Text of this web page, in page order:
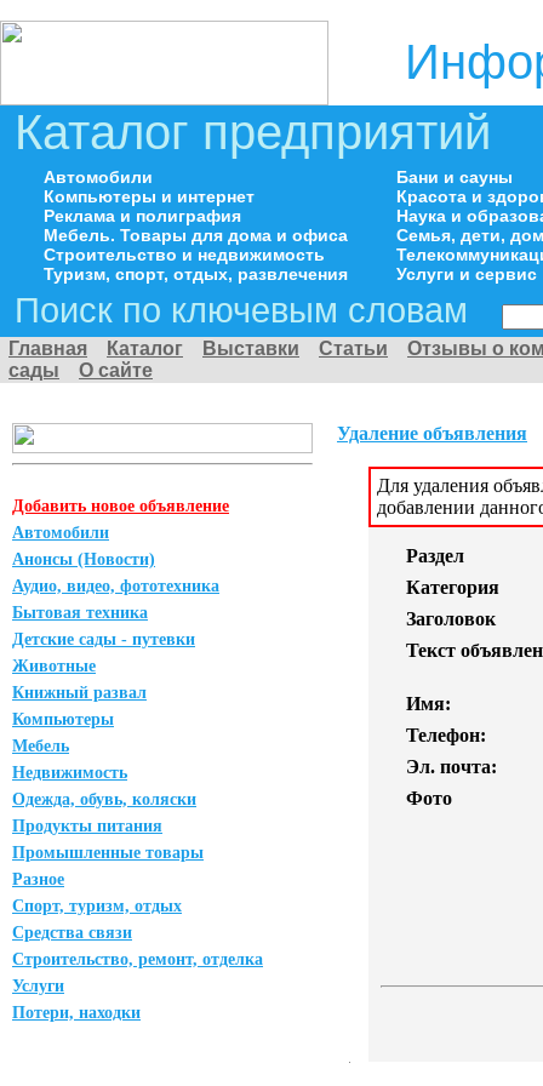
Каталог предприятий
Автомобили
Компьютеры и интернет
Реклама и полиграфия
Мебель. Товары для дома и офиса
Строительство и недвижимость
Туризм, спорт, отдых, развлечения
Бани и сауны
Красота и
Наука и
Семья, дети,
Услуги и сервис
Поиск по ключевым словам
Главная Каталог Выставки Статьи
Отзывы о
сады
О сайте
Добавить новое объявление
Автомобили
Анонсы (Новости)
Аудио, видео, фототехника
Бытовая техника
Детские сады - путевки
Животные
Книжный развал
Компьютеры
Мебель
Недвижимость
Одежда, обувь, коляски
Продукты питания
Промышленные товары
Разное
Спорт, туризм, отдых
Средства связи
Строительство, ремонт, отделка
Услуги
Потери, находки
Удаление объявления
Для удаления
добавлении
Раздел
Категория
Заголовок
Текст
Имя:
Телефон:
Эл. почта:
Фото